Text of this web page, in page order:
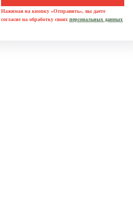
Нажимая на кнопку «Отправить», вы даете
согласие на обработку своих персональных данных